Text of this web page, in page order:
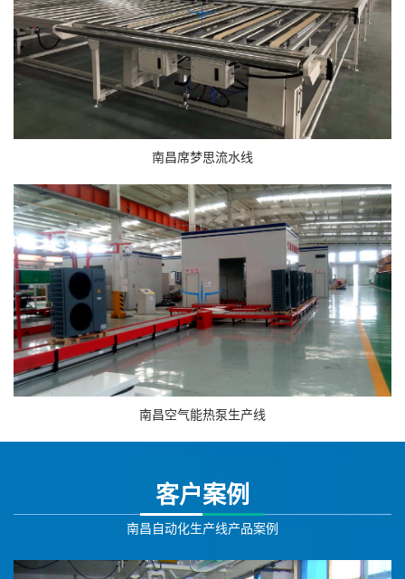
南昌席梦思流水线
南昌空气能热泵生产线
客户案例
南昌自动化生产线产品案例